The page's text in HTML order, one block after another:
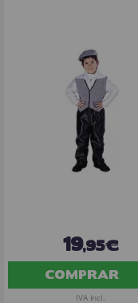
19,95€
COMPRAR
IVA Incl.